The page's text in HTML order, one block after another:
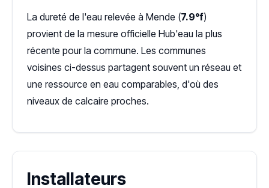
La dureté de l'eau relevée à Mende (7.9°f)
provient de la mesure officielle Hub'eau la plus
récente pour la commune. Les communes
voisines ci-dessus partagent souvent un réseau et
une ressource en eau comparables, d'où des
niveaux de calcaire proches.
Installateurs